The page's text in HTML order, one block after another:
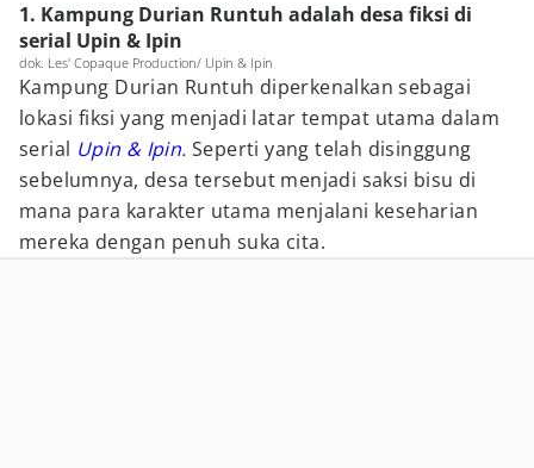
1. Kampung Durian Runtuh adalah desa fiksi di
serial Upin & Ipin
dok. Les' Copaque Production/ Upin & Ipin
Kampung Durian Runtuh diperkenalkan sebagai
lokasi fiksi yang menjadi latar tempat utama dalam
serial Upin & Ipin.Seperti yang telah disinggung
sebelumnya, desa tersebut menjadi saksi bisu di
mana para karakter utama menjalani keseharian
mereka dengan penuh suka cita.